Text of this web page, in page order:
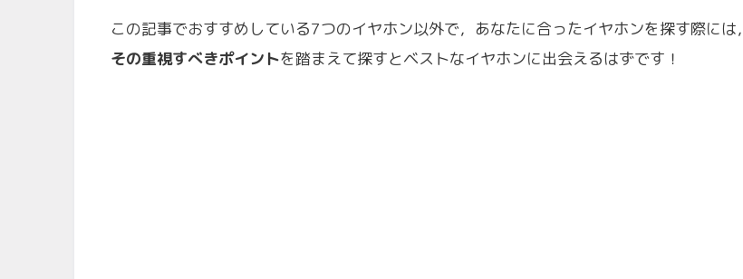
この記事でおすすめしている7つのイヤホン以外で，あなたに合ったイヤホンを探す際には，
その重視すべきポイントを踏まえて探すとベストなイヤホンに出会えるはずです！